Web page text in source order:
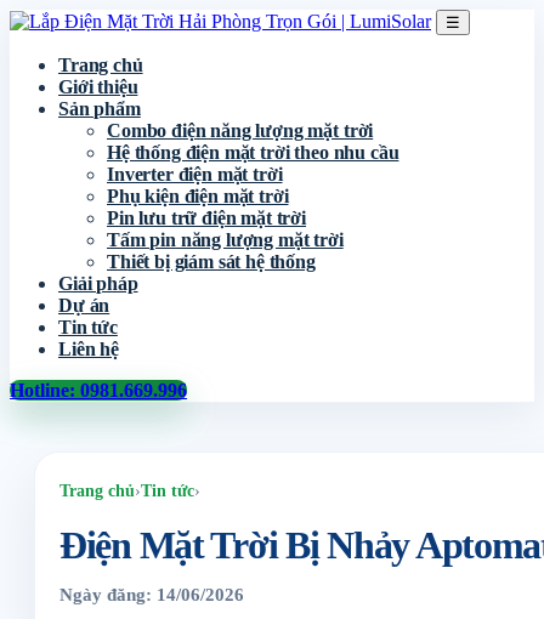
☰
Trang chủ
Giới thiệu
Sản phẩm
Combo điện năng lượng mặt trời
Hệ thống điện mặt trời theo nhu cầu
Inverter điện mặt trời
Phụ kiện điện mặt trời
Pin lưu trữ điện mặt trời
Tấm pin năng lượng mặt trời
Thiết bị giám sát hệ thống
Giải pháp
Dự án
Tin tức
Liên hệ
Hotline: 0981.669.996
Trang chủ›Tin tức›
Điện Mặt Trời Bị Nhảy
Ngày đăng: 14/06/2026